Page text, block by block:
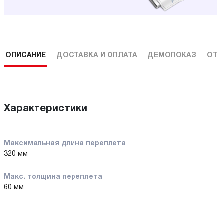
ОПИСАНИЕ ДОСТАВКА И ОПЛАТА ДЕМОПОКАЗ
Характеристики
Максимальная длина переплета
320 мм
Макс. толщина переплета
60 мм